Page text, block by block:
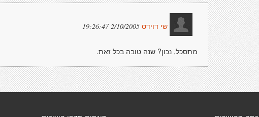
שי דוידס 2/10/2005 19:26:47
מתסכל, נכון? שנה טובה בכל זאת.